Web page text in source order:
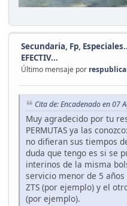
Secundaria, Fp,
EFECTIV...
Último mensaje por respublica
Cita de: Encadenado en 07
Muy agradecido por tu
PERMUTAS ya las
no difieran sus tiempos
duda que tengo es si se
interinos de la misma
servicio menor de 5 años
ZTS (por ejemplo) y el
(por ejemplo).